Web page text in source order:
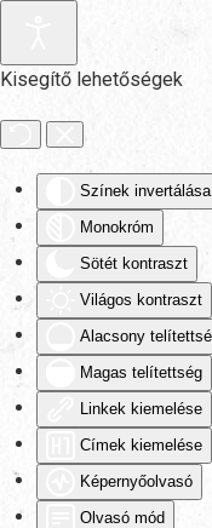
Kisegítő lehetőségek
Színek invertálása
Monokróm
Sötét kontraszt
Világos kontraszt
Alacsony
Magas telítettség
Linkek kiemelése
Címek kiemelése
Képernyőolvasó
Olvasó mód
Fő tartalom